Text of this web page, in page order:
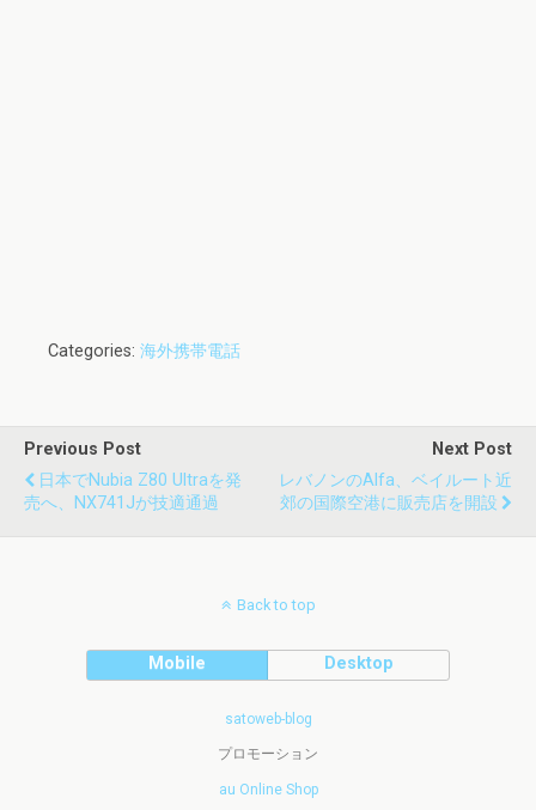
Categories: 海外携帯電話
Previous Post
日本でnubia Z80 Ultraを発
売へ、NX741Jが技適通過
Next Post
レバノンのAlfa、ベイルート近
郊の国際空港に販売店を開設
Back to top
Mobile Desktop
satoweb-blog
プロモーション
au Online Shop